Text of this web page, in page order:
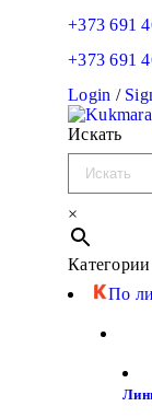
+373 691
+373 691
Login /
Искать
×
По